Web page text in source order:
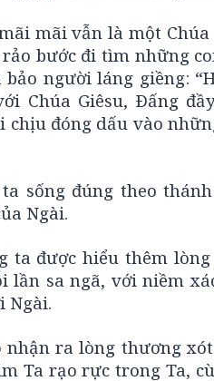
mãi vẫn là một
bước đi tìm những
người láng giềng:
Chúa Giêsu, Ðấng
chịu đóng dấu vào
sống đúng theo
Ngài.
ta được hiểu thêm
lần sa ngã, với niềm
Ngài.
ra lòng thương
Ta rạo rực trong Ta,